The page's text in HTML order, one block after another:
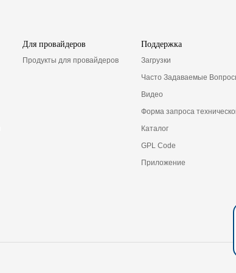
Для провайдеров
Продукты для провайдеров
Поддержка
Загрузки
Часто Задаваемые
Видео
Форма запроса
Каталог
GPL Code
Приложение